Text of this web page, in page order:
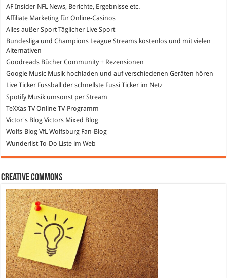
AF Insider NFL News, Berichte, Ergebnisse etc.
Affiliate Marketing für Online-Casinos
Alles außer Sport Täglicher Live Sport
Bundesliga und Champions League Streams kostenlos und mit vielen
Alternativen
Goodreads Bücher Community + Rezensionen
Google Music Musik hochladen und auf verschiedenen Geräten hören
Live Ticker Fussball
der schnellste Fussi Ticker im Netz
SpotifyMusik umsonst per Stream
TeXXas TVOnline TV-Programm
Victor's Blog Victors Mixed Blog
Wolfs-Blog VfL Wolfsburg Fan-Blog
Wunderlist To-Do Liste im Web
Creative Commons